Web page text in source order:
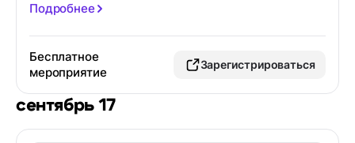
Подробнее
Бесплатное
мероприятие
Зарегистрироваться
сентябрь 17